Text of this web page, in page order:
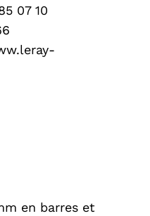
07 10
en barres et